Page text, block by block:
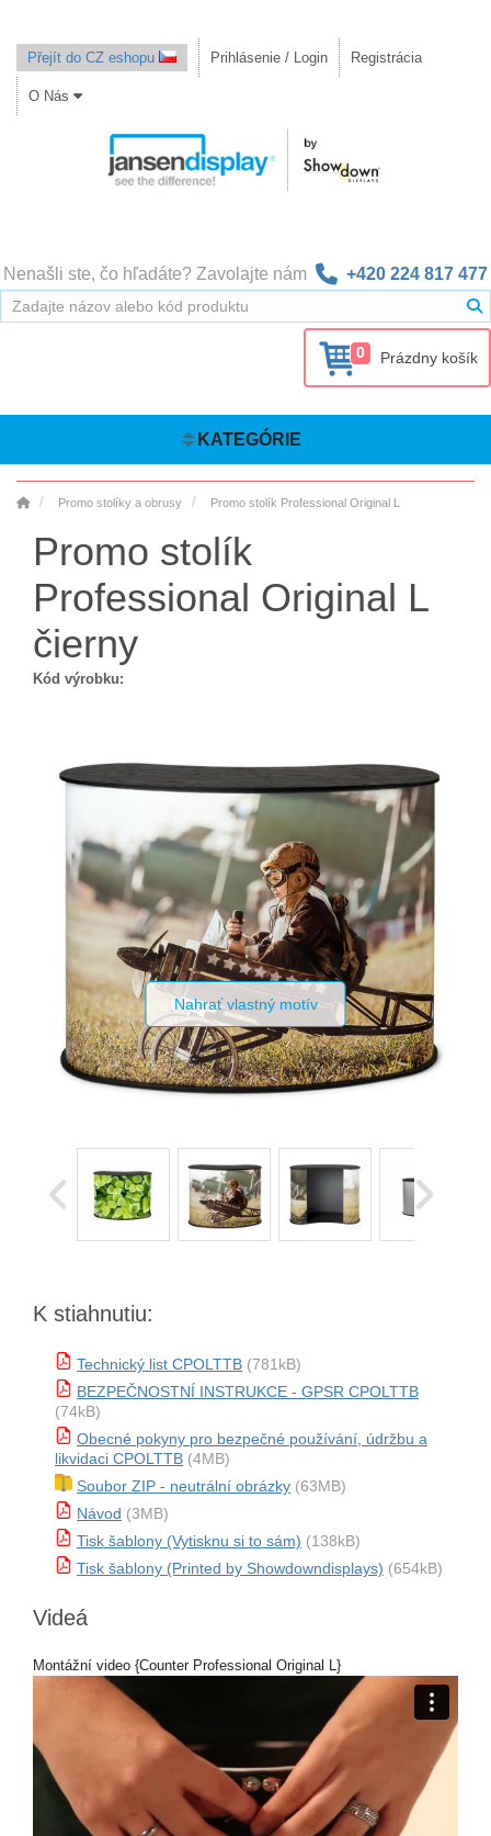
Přejít do CZ eshopu Prihlásenie / Login Registrácia
O Nás
Nenašli ste, čo hľadáte? Zavolajte nám +420 224 817 477
0 Prázdny košík
KATEGÓRIE
Promo stolíky a obrusy Promo stolík Professional Original L
Promo stolík
Professional Original L
čierny
Kód výrobku:
Nahrať vlastný motív
K stiahnutiu:
Technický list CPOLTTB (781kB)
BEZPEČNOSTNÍ INSTRUKCE - GPSR CPOLTTB
(74kB)
Obecné pokyny pro bezpečné používání, údržbu a
likvidaci CPOLTTB (4MB)
Soubor ZIP - neutrální obrázky (63MB)
Návod (3MB)
Tisk šablony (Vytisknu si to sám) (138kB)
Tisk šablony (Printed by Showdowndisplays) (654kB)
Videá
Montážní video {Counter Professional Original L}